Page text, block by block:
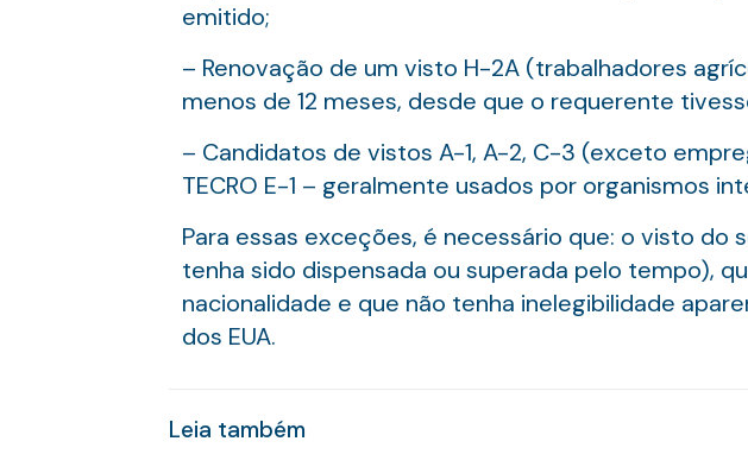
emitido;
– Renovação de um visto H-2A (trabalhadores
menos de 12 meses, desde que o requerente
– Candidatos de vistos A-1, A-2, C-3 (exceto
TECRO E-1 – geralmente usados por organismos
Para essas exceções, é necessário que: o visto
tenha sido dispensada ou superada pelo tempo),
nacionalidade e que não tenha inelegibilidade
dos EUA.
Leia também